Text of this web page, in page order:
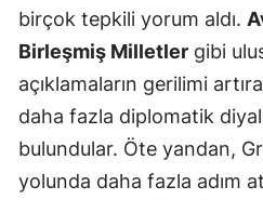
birçok tepkili yorum aldı.
Birleşmiş Milletler gibi
açıklamaların gerilimi
daha fazla diplomatik
bulundular. Öte yandan,
yolunda daha fazla adım